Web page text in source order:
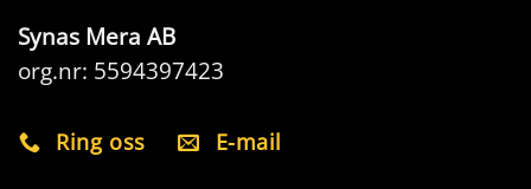
Synas Mera AB
org.nr: 5594397423
Ring oss E-mail